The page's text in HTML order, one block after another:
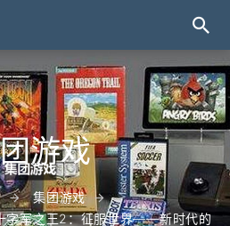
游戏
集团游戏
字军之王2：征服世界——新时代的